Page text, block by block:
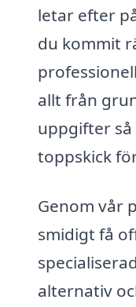
letar efter
du kommit
allt från
uppgifter
toppskick
Genom vår
smidigt få
alternativ